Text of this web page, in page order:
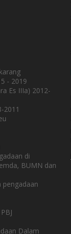
- 2019
Es IIIa) 2012-
2011
di
BUMN dan
pengadaan
Dalam